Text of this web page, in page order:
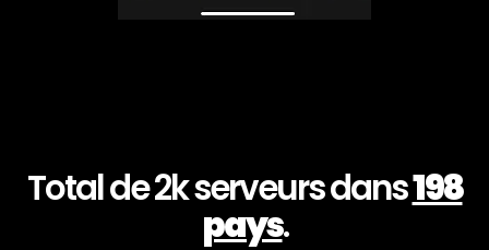
Total de 2k serveurs dans198
pays.